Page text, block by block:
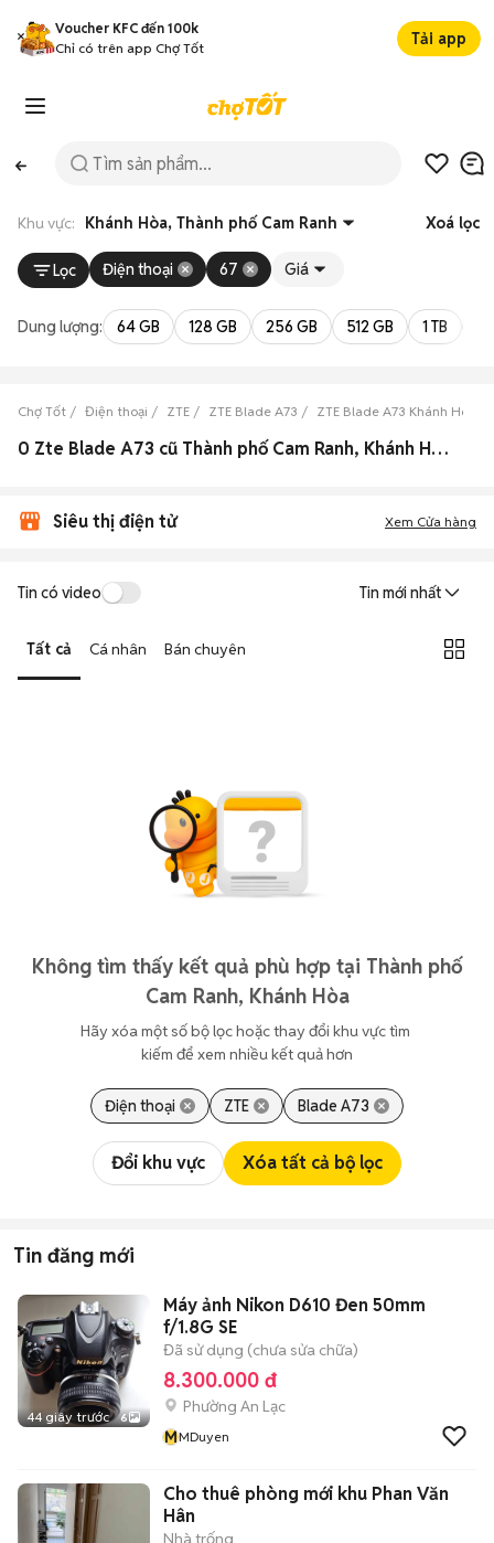
Voucher KFC đến 100k
Chỉ có trên app Chợ Tốt
Tải app
Khu vực: Khánh Hòa, Thành phố Cam Ranh Xoá lọc
Lọc Điện thoại 67 Giá
Dung lượng: 64 GB 128 GB 256 GB 512 GB 1 TB
Chợ Tốt Điện thoại ZTE ZTE Blade A73 ZTE Blade A73 Khánh Hòa
0 Zte Blade A73 cũ Thành phố Cam Ranh, Khánh Hòa đẹp
Siêu thị điện tử Xem Cửa hàng
Tin có video Tin mới nhất
Tất cả Cá nhân Bán chuyên
Không tìm thấy kết quả phù hợp tại Thành phố
Cam Ranh, Khánh Hòa
Hãy xóa một số bộ lọc hoặc thay đổi khu vực tìm
kiếm để xem nhiều kết quả hơn
Điện thoại ZTE Blade A73
Đổi khu vực Xóa tất cả bộ lọc
Tin đăng mới
44 giây trước 6
Máy ảnh Nikon D610 Đen 50mm
f/1.8G SE
Đã sử dụng (chưa sửa chữa)
8.300.000 đ
Phường An Lạc
MMDuyen
Cho thuê phòng mới khu Phan Văn
Hân
Nhà trống